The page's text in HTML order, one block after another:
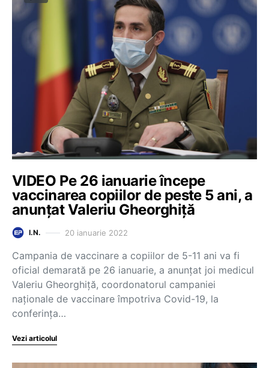
VIDEO Pe 26 ianuarie începe
vaccinarea copiilor de peste 5 ani, a
anunțat Valeriu Gheorghiță
I.N. 20 ianuarie 2022
Campania de vaccinare a copiilor de 5-11 ani va fi
oficial demarată pe 26 ianuarie, a anunțat joi medicul
Valeriu Gheorghiță, coordonatorul campaniei
naționale de vaccinare împotriva Covid-19, la
conferința…
Vezi articolul